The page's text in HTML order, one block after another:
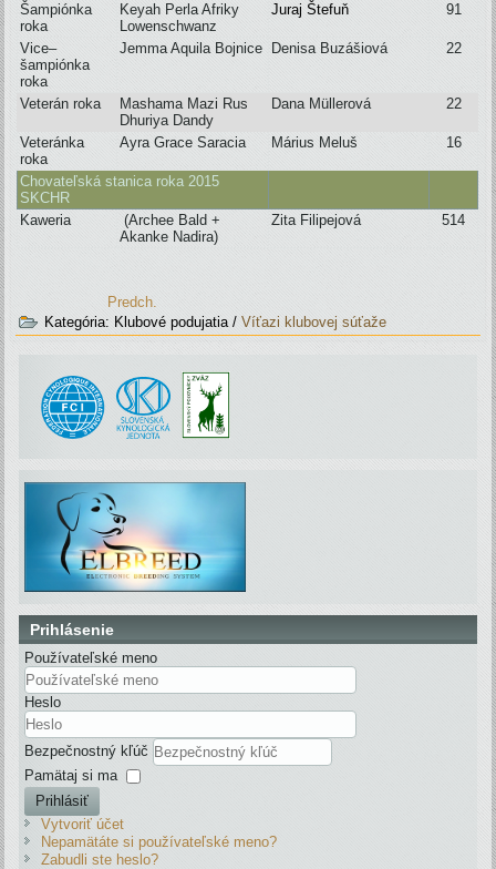
Šampiónka
roka
Keyah Perla Afriky
Lowenschwanz
Juraj Štefuň 91
Vice–
šampiónka
roka
Jemma Aquila Bojnice Denisa Buzášiová 22
Veterán roka
Mashama Mazi Rus
Dhuriya Dandy
Dana Müllerová 22
Veteránka
roka
Ayra Grace Saracia Márius Meluš 16
Chovateľská stanica roka 2015
SKCHR
Kaweria
(Archee Bald +
Akanke Nadira)
Zita Filipejová 514
Predch.
Kategória: Klubové podujatia /Víťazi klubovej súťaže
Prihlásenie
Používateľské meno
Heslo
Bezpečnostný kľúč
Pamätaj si ma
Prihlásiť
Vytvoriť účet
Nepamätáte si používateľské meno?
Zabudli ste heslo?